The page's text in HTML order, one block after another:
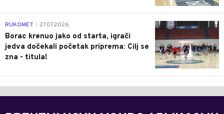
0
RUKOMET 27.07.2026.
Borac krenuo jako od starta, igrači
jedva dočekali početak priprema: Cilj se
zna - titula!